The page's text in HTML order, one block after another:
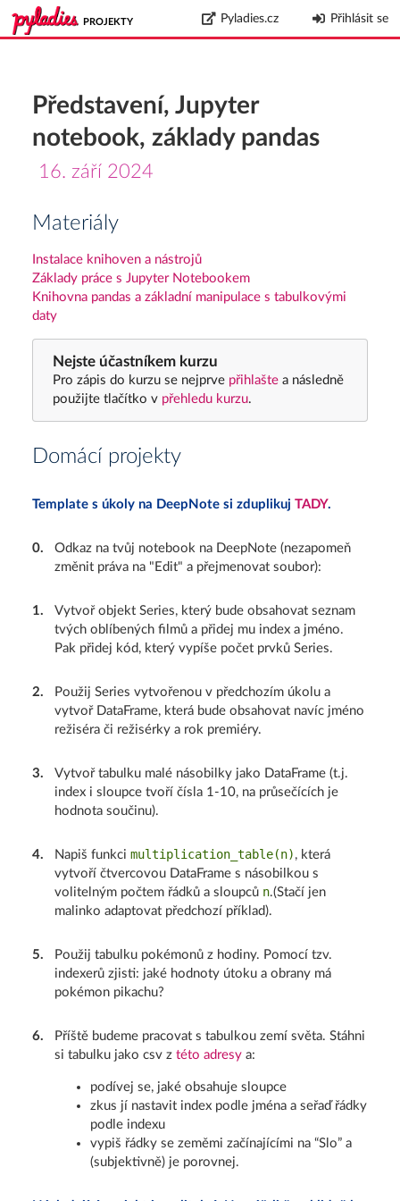
PROJEKTY Pyladies.cz Přihlásit se
Představení, Jupyter
notebook, základy pandas
16. září 2024
Materiály
Instalace knihoven a nástrojů
Základy práce s Jupyter Notebookem
Knihovna pandas a základní manipulace s tabulkovými
daty
Nejste účastníkem kurzu
Pro zápis do kurzu se nejprvepřihlašte a následně
použijte tlačítko vpřehledu kurzu.
Domácí projekty
Template s úkoly na DeepNote si zduplikuj TADY.
0.
Odkaz na tvůj notebook na DeepNote (nezapomeň
změnit práva na "Edit" a přejmenovat soubor):
1.
Vytvoř objekt Series, který bude obsahovat seznam
tvých oblíbených filmů a přidej mu index a jméno.
Pak přidej kód, který vypíše počet prvků Series.
2.
Použij Series vytvořenou v předchozím úkolu a
vytvoř DataFrame, která bude obsahovat navíc jméno
režiséra či režisérky a rok premiéry.
3.
Vytvoř tabulku malé násobilky jako DataFrame (t.j.
index i sloupce tvoří čísla 1-10, na průsečících je
hodnota součinu).
4. Napiš funkcimultiplication_table(n) , která
vytvoří čtvercovou DataFrame s násobilkou s
volitelným počtem řádků a sloupců n.(Stačí jen
malinko adaptovat předchozí příklad).
5.
Použij tabulku pokémonů z hodiny. Pomocí tzv.
indexerů zjisti: jaké hodnoty útoku a obrany má
pokémon pikachu?
6.
Příště budeme pracovat s tabulkou zemí světa. Stáhni
si tabulku jako csv ztéto adresy a:
podívej se, jaké obsahuje sloupce
zkus jí nastavit index podle jména a seřaď řádky
podle indexu
vypiš řádky se zeměmi začínajícími na “Slo” a
(subjektivně) je porovnej.